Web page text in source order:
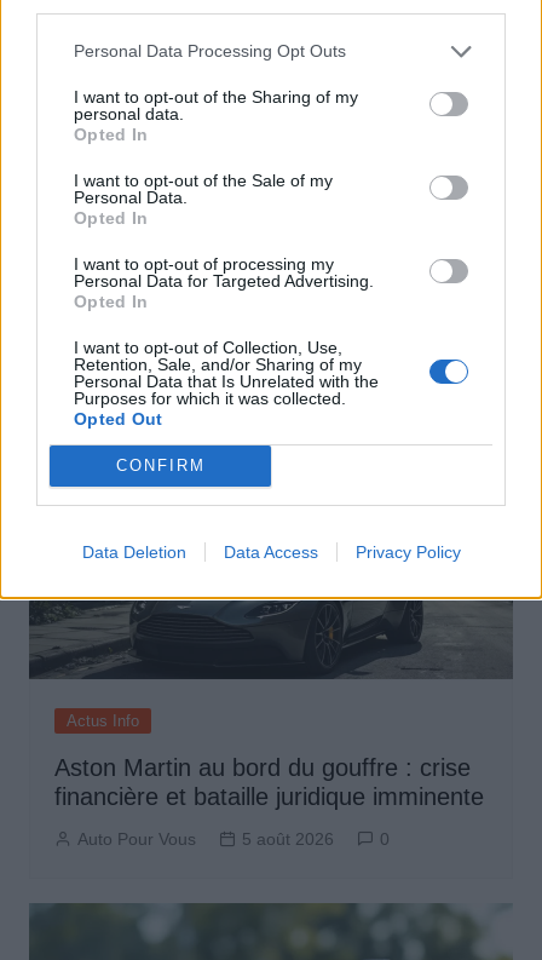
Personal Data Processing Opt Outs
I want to opt-out of the Sharing of my
personal data.
Opted In
I want to opt-out of the Sale of my
Personal Data.
Opted In
I want to opt-out of processing my
Personal Data for Targeted Advertising.
Opted In
I want to opt-out of Collection, Use,
Retention, Sale, and/or Sharing of my
Personal Data that Is Unrelated with the
Purposes for which it was collected.
Opted Out
CONFIRM
Data Deletion Data Access Privacy Policy
Actus Info
Pourquoi le bouton start/stop disparaît
des voitures électriques
Auto Pour Vous 5 août 2026
Actus Info
Aston Martin au bord du gouffre : crise
financière et bataille juridique imminente
Auto Pour Vous 5 août 2026 0